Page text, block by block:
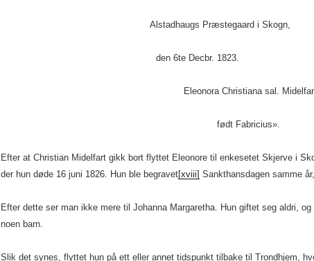
Alstadhaugs Præstegaard i Skogn,
den 6te Decbr. 1823.
Eleonora Christiana sal.
født Fabricius».
Efter at Christian Midelfart gikk bort flyttet Eleonore til enkesetet Skjerve i
der hun døde 16 juni 1826. Hun ble begravet[xviii] Sankthansdagen samme
Efter dette ser man ikke mere til Johanna Margaretha. Hun giftet seg aldri,
noen barn.
Slik det synes, flyttet hun på ett eller annet tidspunkt tilbake til Trondhjem,